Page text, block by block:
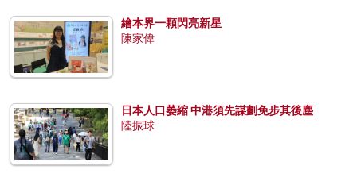
繪本界一顆閃亮新星
陳家偉
日本人口萎縮 中港須先謀劃免步其後塵
陸振球